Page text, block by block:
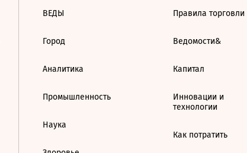
ВЕДЫ
Город
Аналитика
Промышленность
Наука
Правила торговли
Ведомости&
Капитал
Инновации и
технологии
Как потратить